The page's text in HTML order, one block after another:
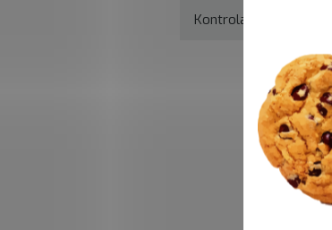
Kontrola hlavového